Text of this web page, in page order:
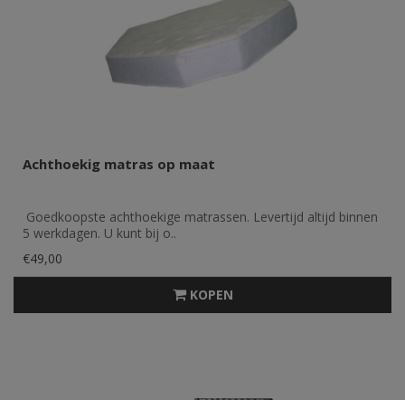
Achthoekig matras op maat
Goedkoopste achthoekige matrassen. Levertijd altijd binnen
5 werkdagen. U kunt bij o..
€49,00
KOPEN